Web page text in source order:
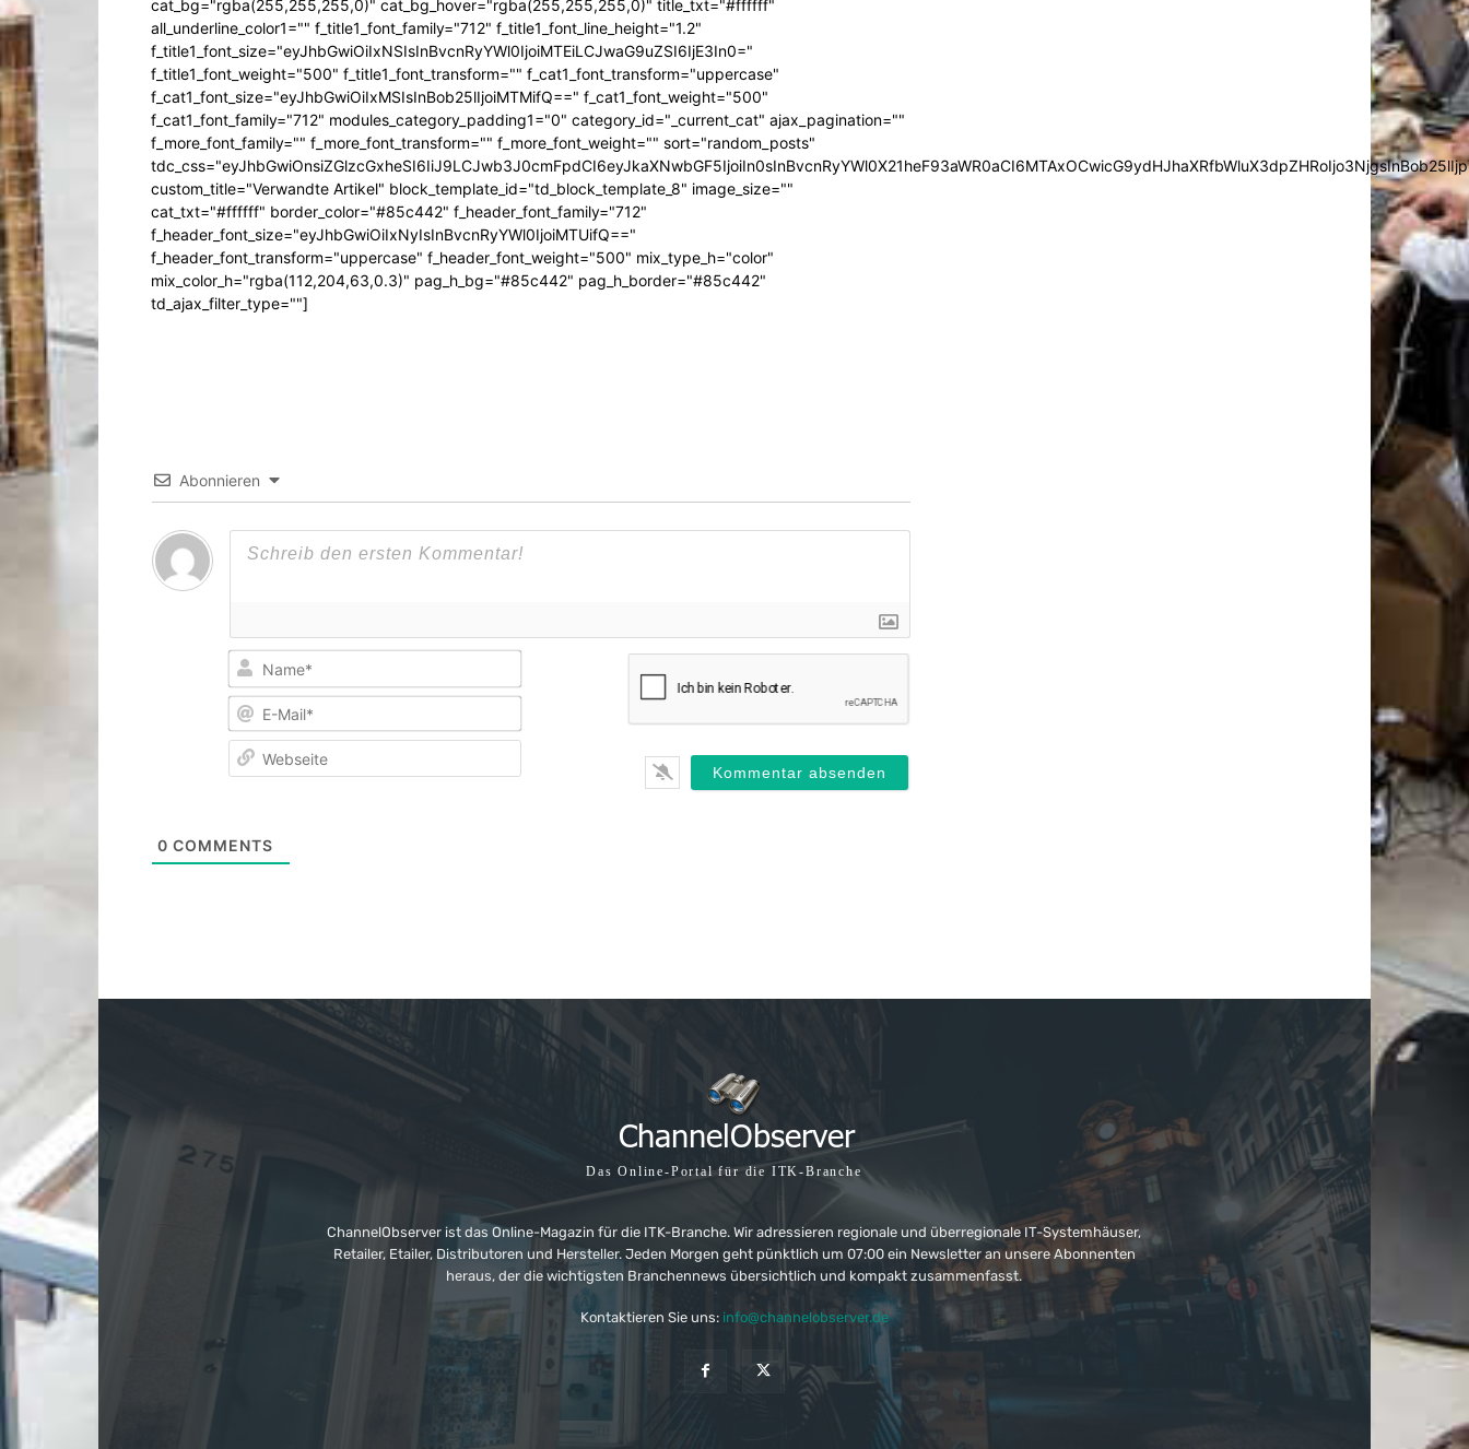
cat_bg="rgba(255,255,255,0)" cat_bg_hover="rgba(255,255,255,0)" title_txt="#ffffff"
all_underline_color1="" f_title1_font_family="712" f_title1_font_line_height="1.2"
f_title1_font_size="eyJhbGwiOiIxNSIsInBvcnRyYWl0IjoiMTEiLCJwaG9uZSI6IjE3In0="
f_title1_font_weight="500" f_title1_font_transform="" f_cat1_font_transform="uppercase"
f_cat1_font_size="eyJhbGwiOiIxMSIsInBob25lIjoiMTMifQ==" f_cat1_font_weight="500"
f_cat1_font_family="712" modules_category_padding1="0" category_id="_current_cat" ajax_pagination=""
f_more_font_family="" f_more_font_transform="" f_more_font_weight="" sort="random_posts"
custom_title="Verwandte Artikel" block_template_id="td_block_template_8" image_size=""
cat_txt="#ffffff" border_color="#85c442" f_header_font_family="712"
f_header_font_size="eyJhbGwiOiIxNyIsInBvcnRyYWl0IjoiMTUifQ=="
f_header_font_transform="uppercase" f_header_font_weight="500" mix_type_h="color"
mix_color_h="rgba(112,204,63,0.3)" pag_h_bg="#85c442" pag_h_border="#85c442"
td_ajax_filter_type=""]
Abonnieren
Name*
E-
0 COMMENTS
Das Online-Portal für die ITK-Branche
ChannelObserver ist das Online-Magazin für die ITK-Branche. Wir adressieren regionale und überregionale IT-Systemhäuser,
Retailer, Etailer, Distributoren und Hersteller. Jeden Morgen geht pünktlich um 07:00 ein Newsletter an unsere Abonnenten
heraus, der die wichtigsten Branchennews übersichtlich und kompakt zusammenfasst.
Kontaktieren Sie uns: info@channelobserver.de